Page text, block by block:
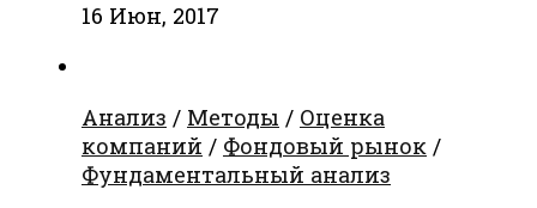
16 Июн, 2017
Анализ / Методы / Оценка
компаний / Фондовый рынок /
Фундаментальный анализ